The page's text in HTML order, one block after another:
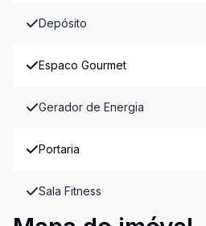
Depósito
Espaco Gourmet
Gerador de Energia
Portaria
Sala Fitness